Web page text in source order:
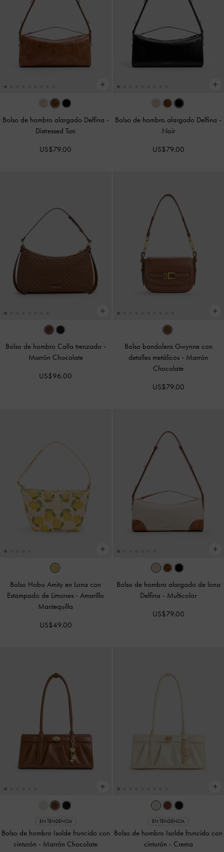
Bolso de hombro alargado Delfina -
Distressed Tan
US$79.00
Bolso de hombro alargado Delfina -
Noir
US$79.00
Bolso de hombro Calla trenzado -
Marrón Chocolate
US$96.00
Bolso bandolera Gwynne con
detalles metálicos - Marrón
Chocolate
US$79.00
Bolso Hobo Amity en Lona con
Estampado de Limones -Amarillo
Mantequilla
US$49.00
Bolso de hombro alargado de lona
Delfina - Multicolor
US$79.00
EN TENDENCIA
Bolso de hombro Isolde fruncido con
cinturón - Marrón Chocolate
EN TENDENCIA
Bolso de hombro Isolde fruncido con
cinturón - Crema